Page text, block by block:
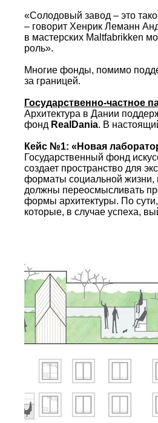
«Солодовый завод – это
– говорит Хенрик Леманн
в мастерских Maltfabrikken
роль».
Многие фонды, помимо
за границей.
Государственно-частное
Архитектура в Дании
фонд RealDania. В
Кейс №1: «Новая
Государственный фонд
создает пространство для
форматы социальной жизни,
должны переосмысливать
формы архитектуры. По сути,
которые, в случае успеха,